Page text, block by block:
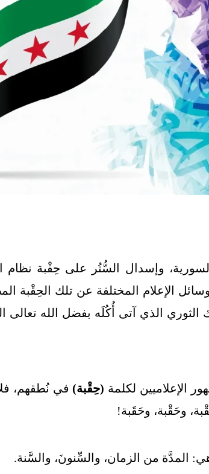
وإسدال السُّتُر على حِقْبة نظام
الإعلام المختلفة عن تلك الحِقْبة
الذي آتى أُكُلَه بفضل الله تعالى
الإعلاميين لكلمة (حِقْبة) في نُطقهم،
وحَقْبة، وحَقَبة!
المدَّة من الزمان، والسِّنونَ، والسَّنة.